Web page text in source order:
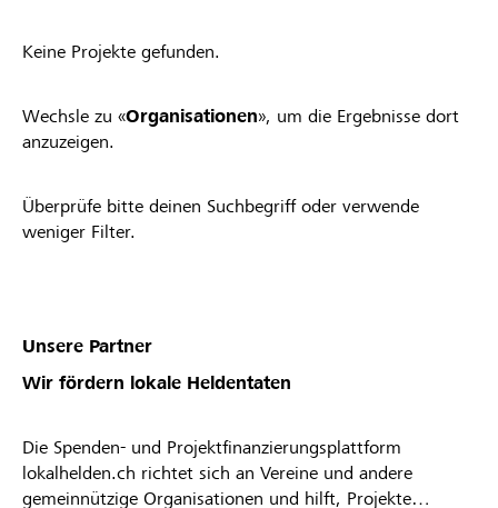
Keine Projekte gefunden.
Wechsle zu «Organisationen», um die Ergebnisse dort
anzuzeigen.
Überprüfe bitte deinen Suchbegriff oder verwende
weniger Filter.
Unsere Partner
Wir fördern lokale Heldentaten
Die Spenden- und Projektfinanzierungsplattform
lokalhelden.ch richtet sich an Vereine und andere
gemeinnützige Organisationen und hilft, Projekte